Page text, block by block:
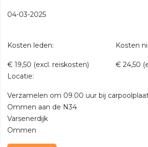
04-03-2025
Kosten leden:
€ 19,50 (excl. reiskosten)
Kosten
€ 24,50
Locatie:
Verzamelen om 09.00 uur bij
Ommen aan de N34
Varsenerdijk
Ommen